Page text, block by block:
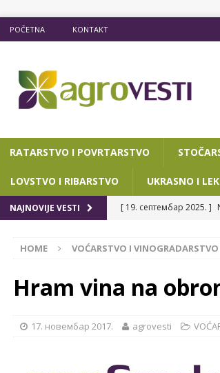
POČETNA KONTAKT
RATARSTVO I POVRTARSTVO
LOVSTVO I RIBARSTVO UKRASNO I
NAJNOVIJE VESTI [ 19. септембар 2025. ]
[ 15. мај 2025. ] JOŠ
[ 12. март 2025. ]
[ 14. новембар 2024. ]
HOME VOĆARSTVO I VINOGRADARSTVO
Hram vina na
17. новембар 2017. agrovesti